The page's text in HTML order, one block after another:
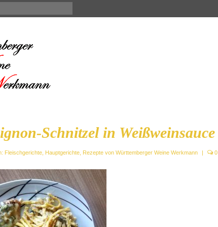
Schnitzel in Weißweinsauce
Fleischgerichte Hauptgerichte Rezepte von Württemberger Weine Werkmann | 0